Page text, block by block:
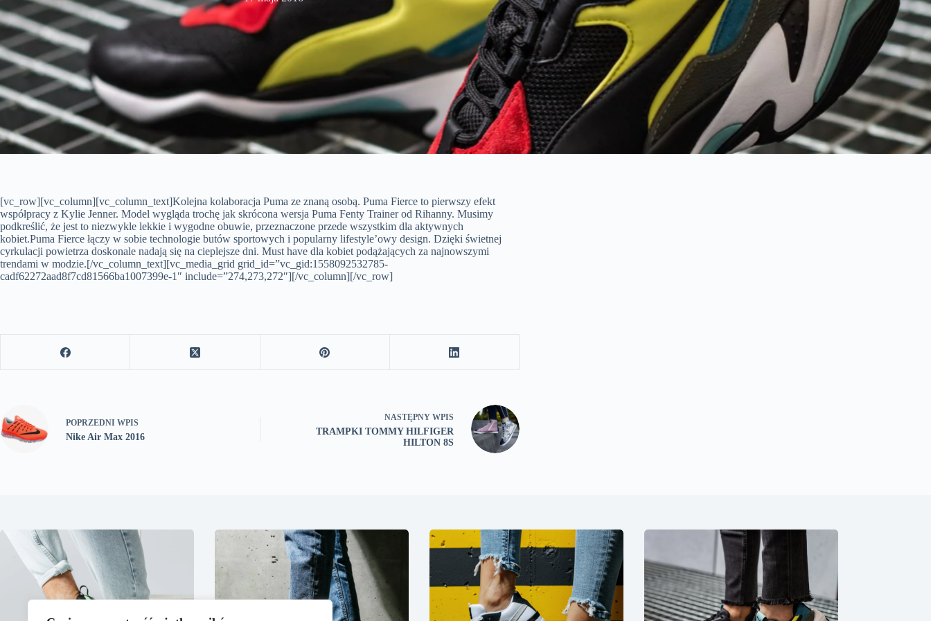
[vc_row][vc_column][vc_column_text]Kolejna kolaboracja Puma ze znaną osobą. Puma Fierce to pierwszy efekt
współpracy z Kylie Jenner. Model wygląda trochę jak skrócona wersja Puma Fenty Trainer od Rihanny. Musimy
podkreślić, że jest to niezwykle lekkie i wygodne obuwie, przeznaczone przede wszystkim dla aktywnych
kobiet.Puma Fierce łączy w sobie technologie butów sportowych i popularny lifestyle’owy design. Dzięki świetnej
cyrkulacji powietrza doskonale nadają się na cieplejsze dni. Must have dla kobiet podążających za najnowszymi
trendami w modzie.[/vc_column_text][vc_media_grid grid_id=”vc_gid:1558092532785-
cadf62272aad8f7cd81566ba1007399e-1″ include=”274,273,272″][/vc_column][/vc_row]
POPRZEDNI WPIS
Nike Air Max 2016
NASTĘPNY WPIS
TRAMPKI TOMMY HILFIGER
HILTON 8S